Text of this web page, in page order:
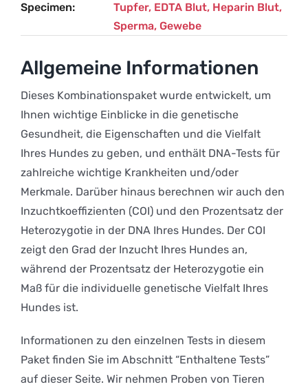
Specimen
Tupfer, EDTA Blut, Heparin Blut,
Sperma, Gewebe
Allgemeine Informationen
Dieses Kombinationspaket wurde entwickelt, um
Ihnen wichtige Einblicke in die genetische
Gesundheit, die Eigenschaften und die Vielfalt
Ihres Hundes zu geben, und enthält DNA-Tests für
zahlreiche wichtige Krankheiten und/oder
Merkmale. Darüber hinaus berechnen wir auch den
Inzuchtkoeffizienten (COI) und den Prozentsatz der
Heterozygotie in der DNA Ihres Hundes. Der COI
zeigt den Grad der Inzucht Ihres Hundes an,
während der Prozentsatz der Heterozygotie ein
Maß für die individuelle genetische Vielfalt Ihres
Hundes ist.
Informationen zu den einzelnen Tests in diesem
Paket finden Sie im Abschnitt “Enthaltene Tests”
auf dieser Seite. Wir nehmen Proben von Tieren